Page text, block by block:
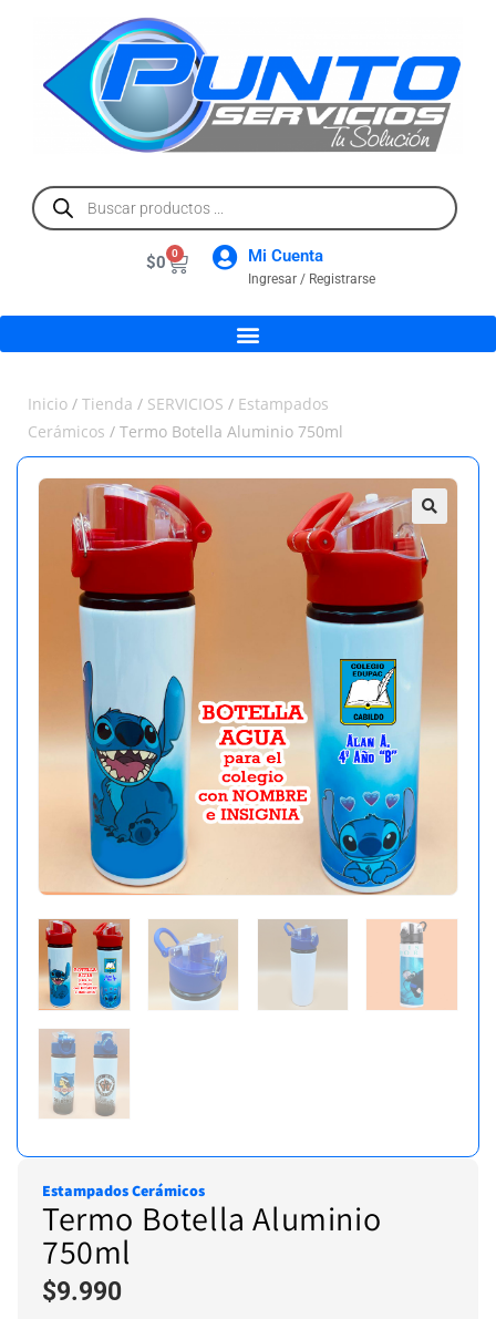
$0 0 Mi Cuenta
Ingresar / Registrarse
Inicio / Tienda / SERVICIOS / Estampados
Cerámicos / Termo Botella Aluminio 750ml
Estampados Cerámicos
Termo Botella Aluminio
750ml
$9.990